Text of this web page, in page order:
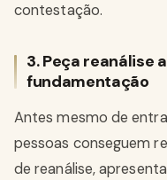
contestação.
3. Peça reanálise
fundamentação
Antes mesmo de
pessoas conseguem
de reanálise,